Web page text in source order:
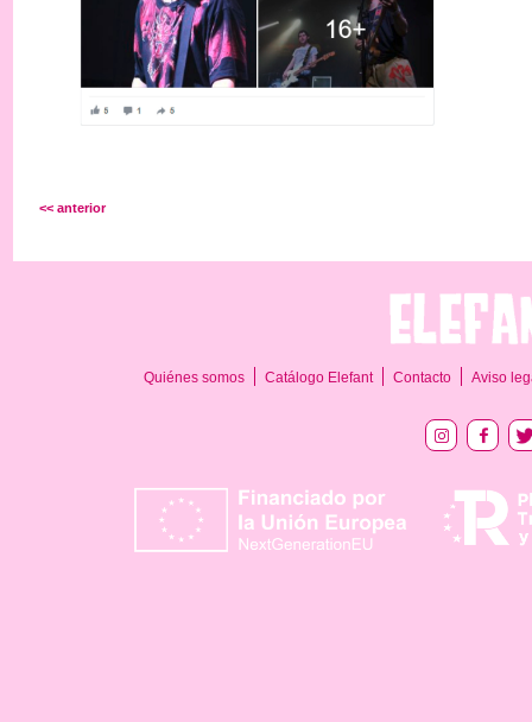
<< anterior
Quiénes somos Catálogo Elefant Contacto Aviso